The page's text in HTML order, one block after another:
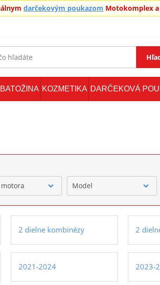
darčekovým poukazom Motokomplex
BATOŽINA KOZMETIKA DARČEKOVÁ
Model
2 dielne kombinézy 2
2021-2024 2023-